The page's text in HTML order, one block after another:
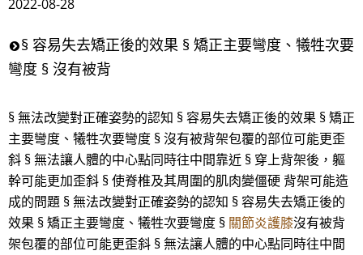
2022-08-28
§ 容易失去矯正後的效果 § 矯正主要彎度、犧牲次要
彎度 § 沒有被背
§ 無法改變對正確姿勢的認知 § 容易失去矯正後的效果 § 矯正
主要彎度、犧牲次要彎度 § 沒有被背架包覆的部位可能更歪
斜 § 無法讓人體的中心點同時往中間靠近 § 穿上背架後，軀
幹可能更加歪斜 § 使脊椎及其周圍的肌肉變僵硬 背架可能造
成的問題 § 無法改變對正確姿勢的認知 § 容易失去矯正後的
效果 § 矯正主要彎度、犧牲次要彎度 § 關節炎護膝沒有被背
架包覆的部位可能更歪斜 § 無法讓人體的中心點同時往中間